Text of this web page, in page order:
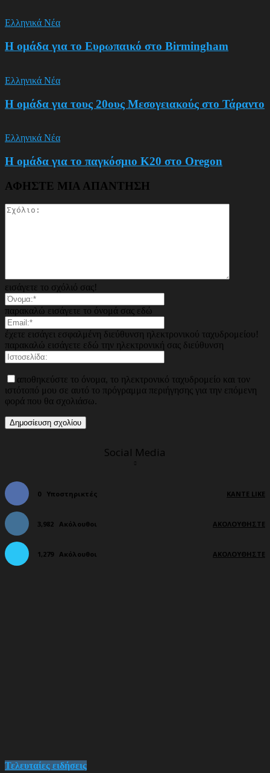
Ελληνικά Νέα
Η ομάδα για το Ευρωπαικό στο Birmingham
Ελληνικά Νέα
Η ομάδα για τους 20ους Μεσογειακούς στο Τάραντο
Ελληνικά Νέα
Η ομάδα για το παγκόσμιο Κ20 στο Oregon
ΑΦΗΣΤΕ ΜΙΑ ΑΠΑΝΤΗΣΗ
εισάγετε το σχόλιό σας!
παρακαλώ εισάγετε το όνομά σας εδώ
έχετε εισάγει εσφαλμένη διεύθυνση ηλεκτρονικού ταχυδρομείου!
παρακαλώ εισάγετε εδώ την ηλεκτρονική σας διεύθυνση
αποθηκεύστε το όνομα, το ηλεκτρονικό ταχυδρομείο και τον
ιστότοπό μου σε αυτό το πρόγραμμα περιήγησης για την επόμενη
φορά που θα σχολιάσω.
Social Media
0 Υποστηρικτές ΚΆΝΤΕ LIKE
3,982 Ακόλουθοι ΑΚΟΛΟΥΘΉΣΤΕ
1,279 Ακόλουθοι ΑΚΟΛΟΥΘΉΣΤΕ
Τελευταίες ειδήσεις